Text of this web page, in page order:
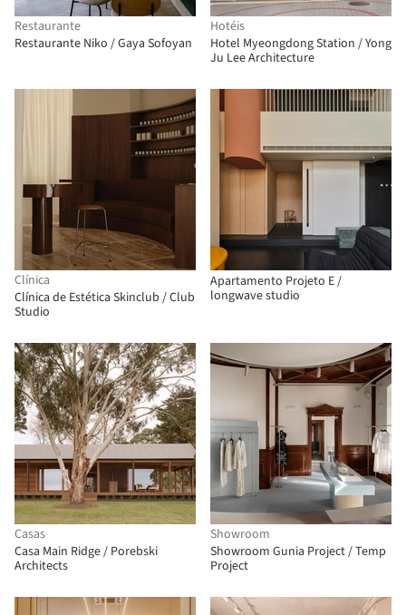
Restaurante
Restaurante Niko / Gaya Sofoyan
Hotéis
Hotel Myeongdong Station / Yong
Ju Lee Architecture
Clínica
Clínica de Estética Skinclub / Club
Studio
Apartamento Projeto E /
longwave studio
Casas
Casa Main Ridge / Porebski
Architects
Showroom
Showroom Gunia Project / Temp
Project